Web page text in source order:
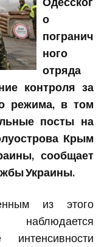
о
погранич
ного
отряда
контроля за
режима, в том
посты на
Крым
сообщает
Украины.
из этого
интенсивности